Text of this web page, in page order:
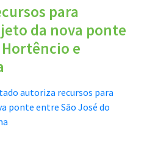
para
da nova ponte
e